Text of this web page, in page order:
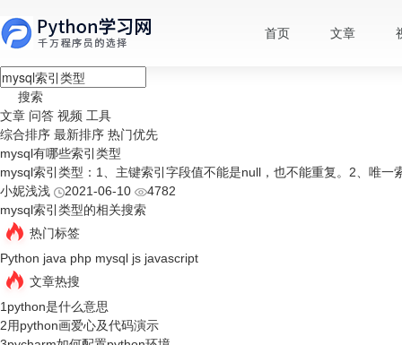
首页 文章
搜索
文章 问答 视频 工具
综合排序 最新排序 热门优先
mysql有哪些索引类型
mysql索引类型：1、主键索引字段值不能是null，也不能重复。2、唯
小妮浅浅
2021-06-10
4782
mysql索引类型的相关搜索
热门标签
Python java php mysql js javascript
文章热搜
1python是什么意思
2用python画爱心及代码演示